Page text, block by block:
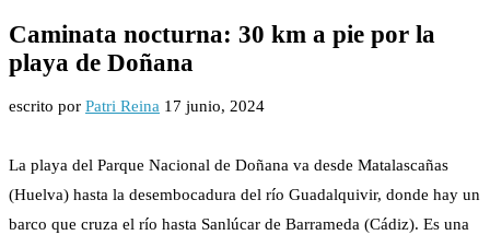
Caminata nocturna: 30 km a pie por la
playa de Doñana
escrito por Patri Reina 17 junio, 2024
La playa del Parque Nacional de Doñana va desde Matalascañas
(Huelva) hasta la desembocadura del río Guadalquivir, donde hay un
barco que cruza el río hasta Sanlúcar de Barrameda (Cádiz). Es una